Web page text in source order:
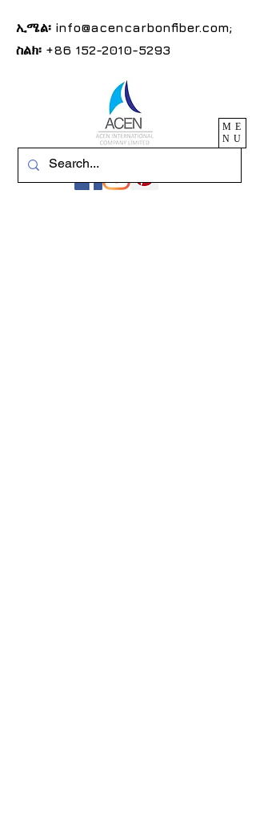
ኢሜል፡ info@acencarbonfiber.com;
ስልክ፡ +86 152-2010-5293
ME
NU